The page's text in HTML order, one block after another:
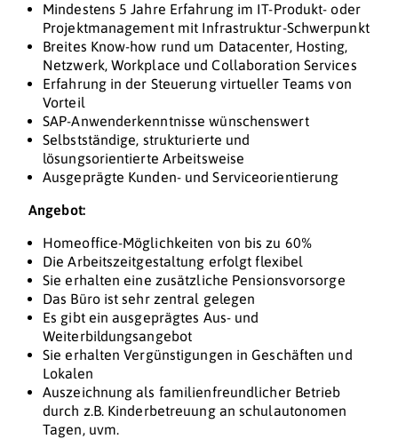
Mindestens 5 Jahre Erfahrung im IT-Produkt- oder
Projektmanagement mit Infrastruktur-Schwerpunkt
Breites Know-how rund um Datacenter, Hosting,
Netzwerk, Workplace und Collaboration Services
Erfahrung in der Steuerung virtueller Teams von
Vorteil
SAP-Anwenderkenntnisse wünschenswert
Selbstständige, strukturierte und
lösungsorientierte Arbeitsweise
Ausgeprägte Kunden- und Serviceorientierung
Angebot:
Homeoffice-Möglichkeiten von bis zu 60%
Die Arbeitszeitgestaltung erfolgt flexibel
Sie erhalten eine zusätzliche Pensionsvorsorge
Das Büro ist sehr zentral gelegen
Es gibt ein ausgeprägtes Aus- und
Weiterbildungsangebot
Sie erhalten Vergünstigungen in Geschäften und
Lokalen
Auszeichnung als familienfreundlicher Betrieb
durch z.B. Kinderbetreuung an schulautonomen
Tagen, uvm.